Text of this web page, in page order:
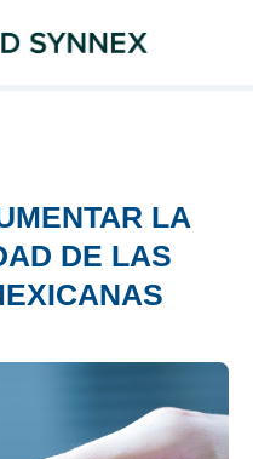
LA
DE LAS